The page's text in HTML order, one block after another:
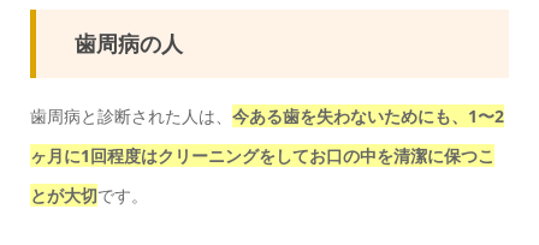
歯周病の人
歯周病と診断された人は、 今ある歯を失わないためにも、1〜2
ヶ月に1回程度はクリーニングをしてお口の中を清潔に保つこ
とが大切です。